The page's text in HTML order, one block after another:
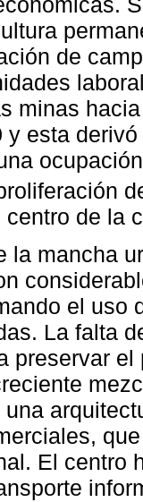
de
minas
y esta
de la
la mancha
el uso
La falta
preservar
El centro